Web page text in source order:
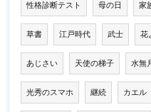
性格診断テスト 母の日 家
草書 江戸時代 武士 花
あじさい 天使の梯子 水無
光秀のスマホ 継続 カエル